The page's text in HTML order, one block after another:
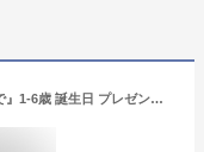
名入れ絵本『わくわくケーキができるまで』1-6歳 誕生日 プレゼント 絵本 クリスマス 絵本 名前入り絵本 お料理絵本 1歳 喜ぶ 絵本 2歳 3歳 4歳 5歳 6歳 誕プレ 記念 知育絵本 楽しい絵本 名入れ絵本 ベストセラー絵本 親子の絵本 読み聞かせ絵本 1歳児 2歳児 3歳児 4歳児